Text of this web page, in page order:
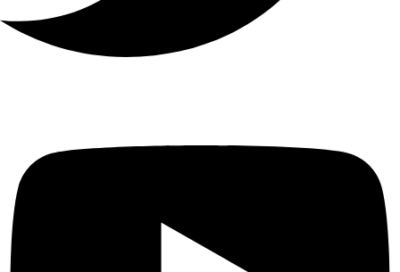
الاتصال
بروتوكول